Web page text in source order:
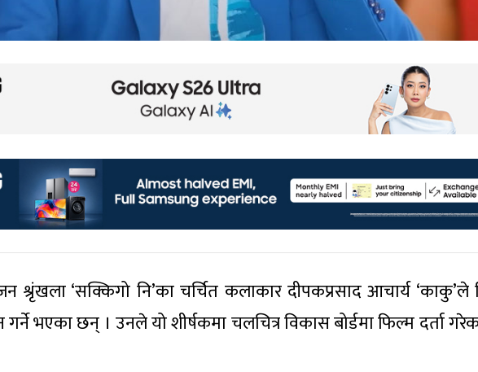
श्रृंखला ‘सक्किगो नि’का चर्चित कलाकार दीपकप्रसाद आचार्य
गर्ने भएका छन् । उनले यो शीर्षकमा चलचित्र विकास बोर्डमा फिल्म दर्ता